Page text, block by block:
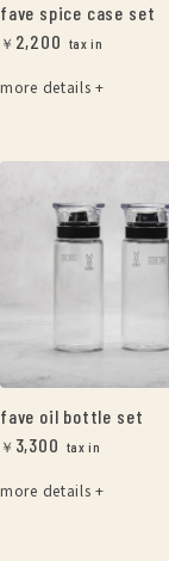
fave spice case set
￥ 2,200
more details +
fave oil bottle set
￥ 3,300
more details +